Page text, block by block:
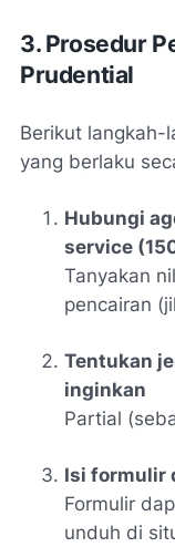
3. Prosedur
Prudential
Berikut langkah-
yang berlaku
Hubungi
service
Tanyakan
pencairan
Tentukan
inginkan
Partial
Isi formulir
Formulir
unduh di